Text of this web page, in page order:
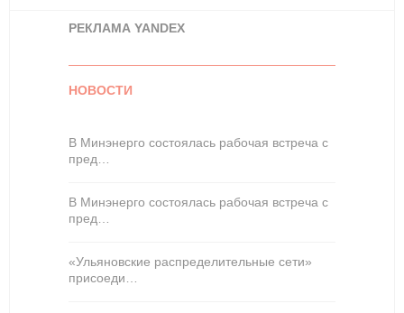
РЕКЛАМА YANDEX
НОВОСТИ
В Минэнерго состоялась рабочая встреча с
пред…
В Минэнерго состоялась рабочая встреча с
пред…
«Ульяновские распределительные сети»
присоеди…